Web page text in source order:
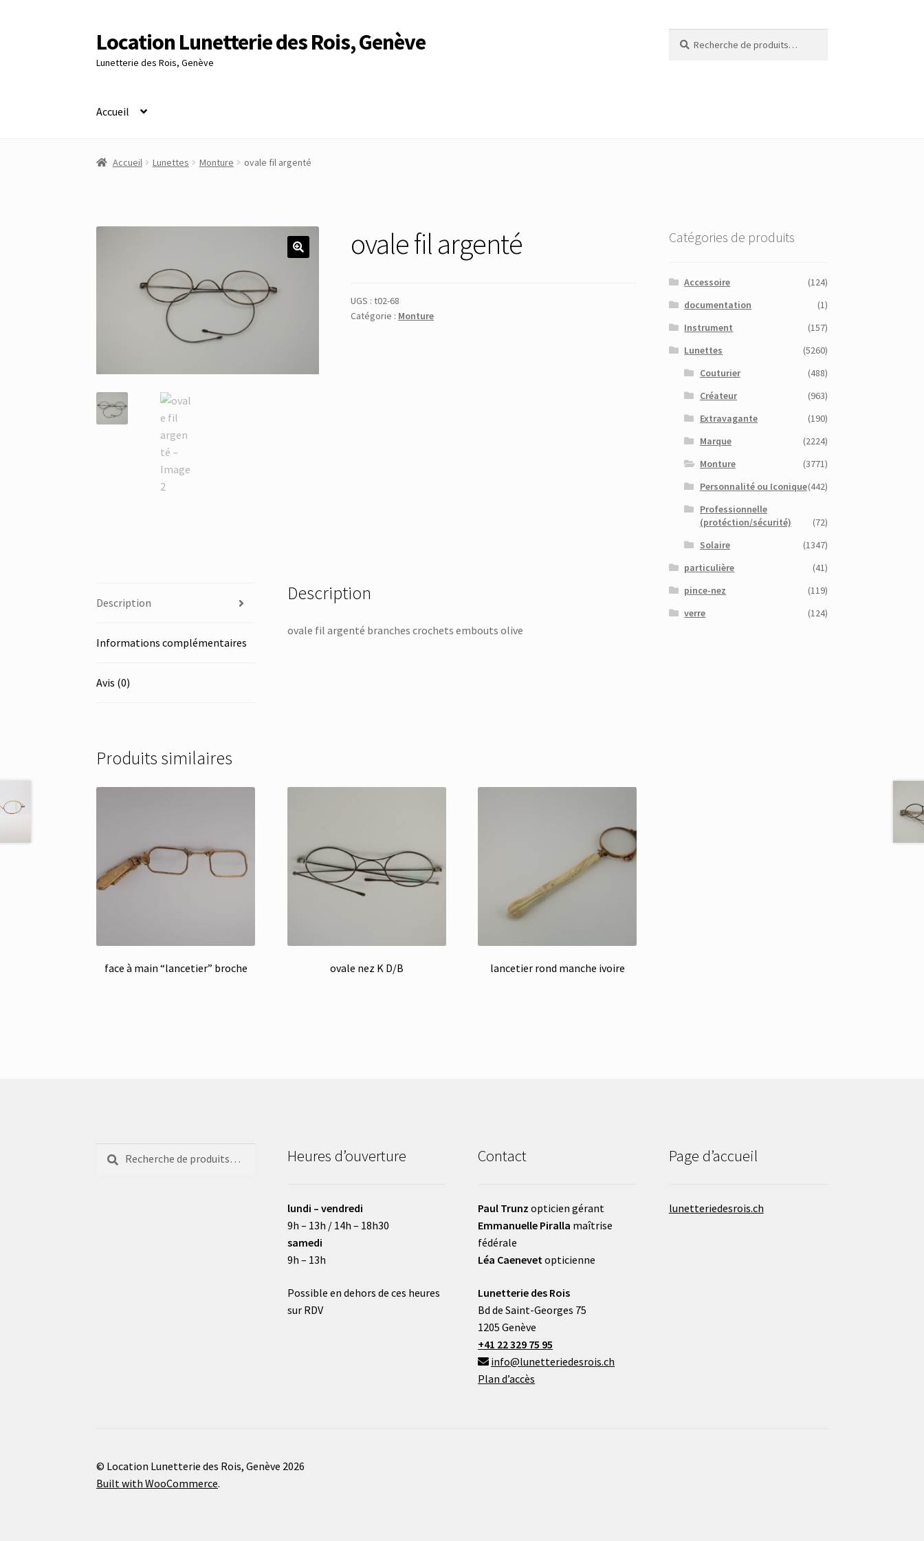
Aller
à
la
Aller
au
contenu
Location Lunetterie des Rois, Genève
Lunetterie des Rois, Genève
pour :
Accueil
Accueil Altimètre Artaria Genève Commande Compte
Accueil Lunettes Monture ovale fil argenté
ovale fil argenté
UGS :t02-68
Catégorie : Monture
Description
Informations complémentaires
Avis (0)
Description
ovale fil argenté branches crochets embouts olive
Produits similaires
face à main “lancetier” broche ovale nez K D/B lancetier rond manche ivoire
Catégories de produits
Accessoire
(124)
documentation
(1)
Instrument
(157)
Lunettes
(5260)
Couturier
(488)
Créateur
(963)
Extravagante
(190)
Marque
(2224)
Monture
(3771)
Personnalité ou Iconique(442)
Professionnelle
(protéction/sécurité)
(72)
Solaire
(1347)
particulière
(41)
pince-nez
(119)
verre
(124)
Recherche
pour :
Recherche Heures d’ouverture
lundi – vendredi
9h – 13h / 14h – 18h30
samedi
9h – 13h
Possible en dehors de ces heures
sur RDV
Contact
Paul Trunz opticien gérant
Emmanuelle Piralla maîtrise
fédérale
Léa Caenevetopticienne
Lunetterie des Rois
Bd de Saint-Georges 75
1205 Genève
+41 22 329 75 95
info@lunetteriedesrois.ch
Plan d’accès
Page d’accueil
lunetteriedesrois.ch
© Location Lunetterie des Rois, Genève 2026
Built with WooCommerce.